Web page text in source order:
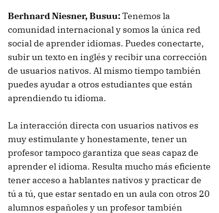
Berhnard Niesner, Busuu:Tenemos la
comunidad internacional y somos la única red
social de aprender idiomas. Puedes conectarte,
subir un texto en inglés y recibir una corrección
de usuarios nativos. Al mismo tiempo también
puedes ayudar a otros estudiantes que están
aprendiendo tu idioma.
La interacción directa con usuarios nativos es
muy estimulante y honestamente, tener un
profesor tampoco garantiza que seas capaz de
aprender el idioma. Resulta mucho más eficiente
tener acceso a hablantes nativos y practicar de
tú a tú, que estar sentado en un aula con otros 20
alumnos españoles y un profesor también